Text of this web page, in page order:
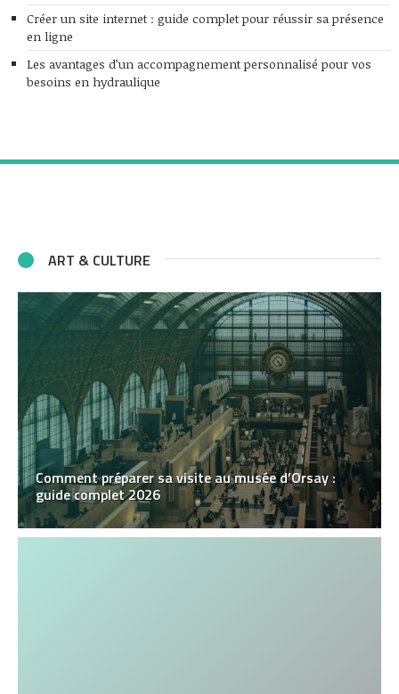
Créer un site internet : guide complet pour réussir sa présence
en ligne
Les avantages d’un accompagnement personnalisé pour vos
besoins en hydraulique
ART & CULTURE
Comment préparer sa visite au musée d’Orsay :
guide complet 2026